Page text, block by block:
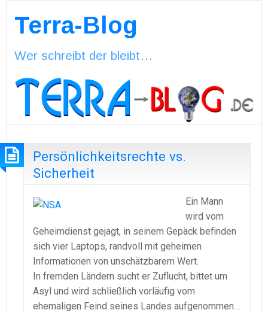
Terra-Blog
Wer schreibt der bleibt…
Persönlichkeitsrechte vs.
Sicherheit
Ein Mann
wird vom
Geheimdienst gejagt, in seinem Gepäck befinden
sich vier Laptops, randvoll mit geheimen
Informationen von unschätzbarem Wert.
In fremden Ländern sucht er Zuflucht, bittet um
Asyl und wird schließlich vorläufig vom
ehemaligen Feind seines Landes aufgenommen…